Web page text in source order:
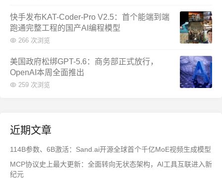
快手发布KAT-Coder-Pro V2.5：首个能端到端
跑通完整工程的国产AI编程模型
266 次浏览
美国政府松绑GPT-5.6：商务部正式放行，
OpenAI本周全面推出
259 次浏览
近期文章
114B参数、6B激活：Sand.ai开源全球首个千亿MoE视频生成模型
MCP协议史上最大更新：全面转向无状态架构，AI工具互联进入新
纪元